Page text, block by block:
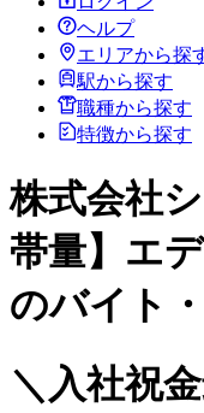
ヘルプ
エリアから探
駅から探す
職種から探す
特徴から探す
株式会社
帯量】エ
のバイト
＼入社祝